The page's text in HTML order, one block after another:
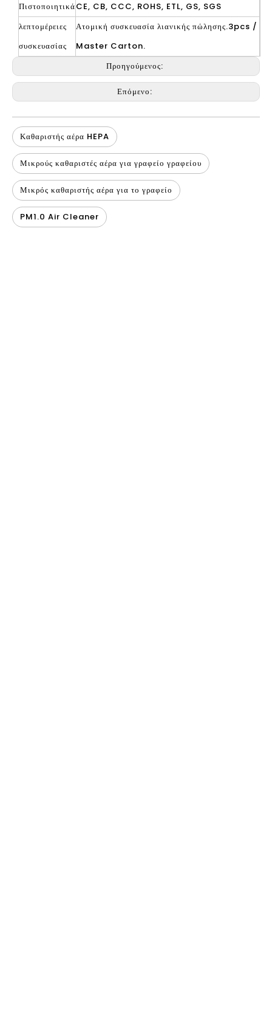
ΠιστοποιητικάCE, CB, CCC, ROHS, ETL, GS, SGS
λεπτομέρειες
συσκευασίας
Ατομική συσκευασία λιανικής πώλησης.3pcs /
Master Carton.
Προηγούμενος:
Επόμενο:
Καθαριστής αέρα HEPA
Μικρούς καθαριστές αέρα για γραφείο γραφείου
Μικρός καθαριστής αέρα για το γραφείο
PM1.0 Air Cleaner